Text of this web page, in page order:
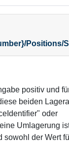
Positions/
positiv und
beiden
oder
Umlagerung
sowohl der Wert